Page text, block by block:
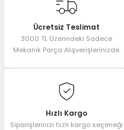
Ücretsiz Teslimat
3000 TL Üzerindeki Sadece
Mekanik Parça Alışverişlerinizde.
Hızlı Kargo
Siparişlerinizi hızlı kargo seçeneği